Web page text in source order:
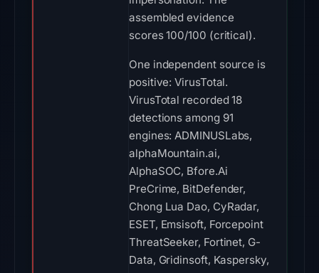
assembled evidence
scores 100/100 (critical).
One independent source is
positive: VirusTotal.
VirusTotal recorded 18
detections among 91
engines: ADMINUSLabs,
alphaMountain.ai,
AlphaSOC, Bfore.Ai
PreCrime, BitDefender,
Chong Lua Dao, CyRadar,
ESET, Emsisoft, Forcepoint
ThreatSeeker, Fortinet, G-
Data, Gridinsoft, Kaspersky,